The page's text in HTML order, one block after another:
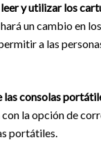
y utilizar los
un cambio en
a las personas
consolas
la opción de
portátiles.